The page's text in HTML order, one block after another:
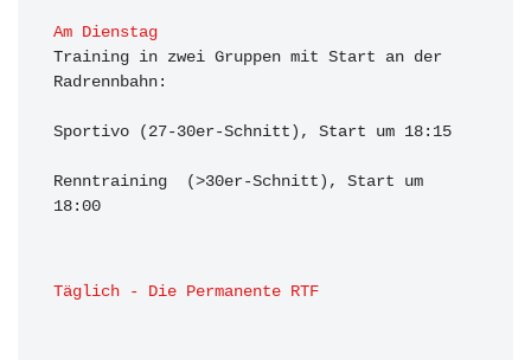
Am Dienstag
Training in zwei Gruppen mit Start an der
Radrennbahn:
Sportivo (27-30er-Schnitt), Start um 18:15
Renntraining  (>30er-Schnitt), Start um
18:00
Täglich - Die Permanente RTF